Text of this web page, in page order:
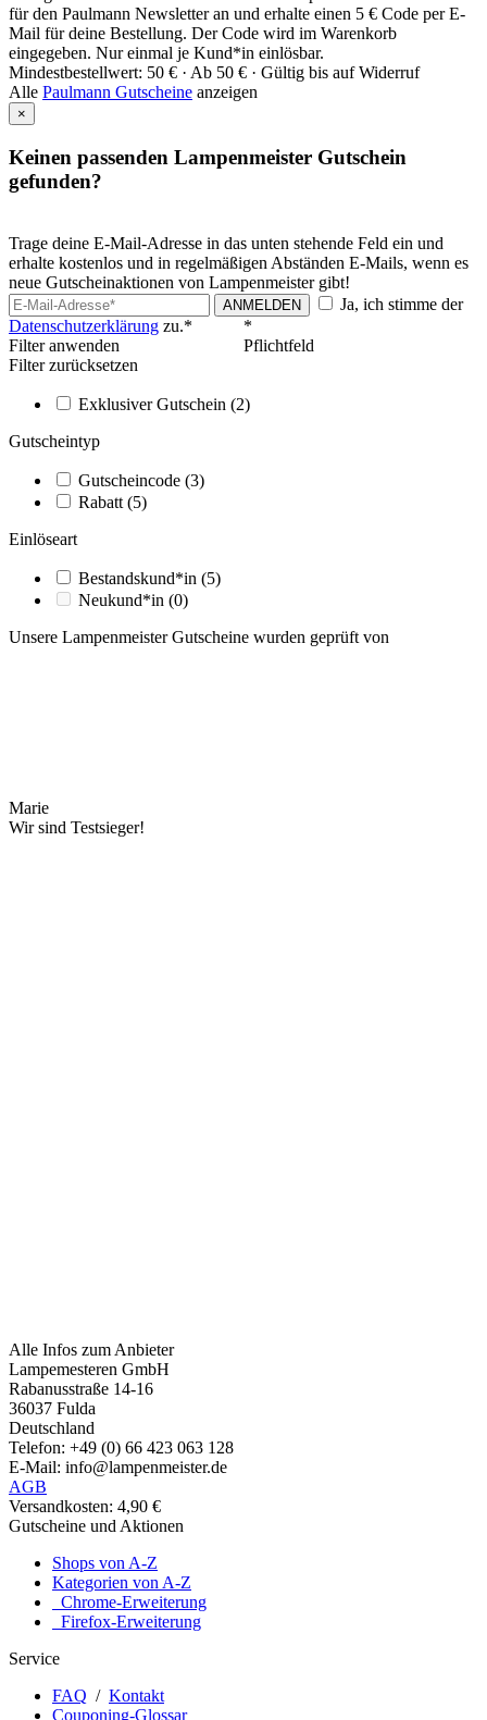
für den Paulmann Newsletter an und erhalte einen 5 € Code per E-
Mail für deine Bestellung. Der Code wird im Warenkorb
eingegeben. Nur einmal je Kund*in einlösbar.
Mindestbestellwert: 50 € · Ab 50 € · Gültig bis auf Widerruf
Alle Paulmann Gutscheine anzeigen
×
Keinen passenden Lampenmeister Gutschein
gefunden?
Trage deine E-Mail-Adresse in das unten stehende Feld ein und
erhalte kostenlos und in regelmäßigen Abständen E-Mails, wenn es
neue Gutscheinaktionen von Lampenmeister gibt!
ANMELDEN
Ja, ich stimme der
Datenschutzerklärung zu.*
*
Pflichtfeld
Filter anwenden
Filter zurücksetzen
Exklusiver Gutschein (2)
Gutscheintyp
Gutscheincode (3)
Rabatt (5)
Einlöseart
Bestandskund*in (5)
Neukund*in (0)
Unsere Lampenmeister Gutscheine wurden geprüft von
Marie
Wir sind Testsieger!
Alle Infos zum Anbieter
Lampemesteren GmbH
Rabanusstraße 14-16
36037 Fulda
Deutschland
Telefon: +49 (0) 66 423 063 128
E-Mail: info@lampenmeister.de
AGB
Versandkosten: 4,90 €
Gutscheine und Aktionen
Shops von A-Z
Kategorien von A-Z
Chrome-Erweiterung
Firefox-Erweiterung
Service
FAQ / Kontakt
Couponing-Glossar